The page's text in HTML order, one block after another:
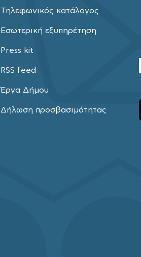
Τηλεφωνικός κατάλογος
Εσωτερική εξυπηρέτηση
Press kit
RSS feed
Έργα Δήμου
Δήλωση προσβασιμότητας